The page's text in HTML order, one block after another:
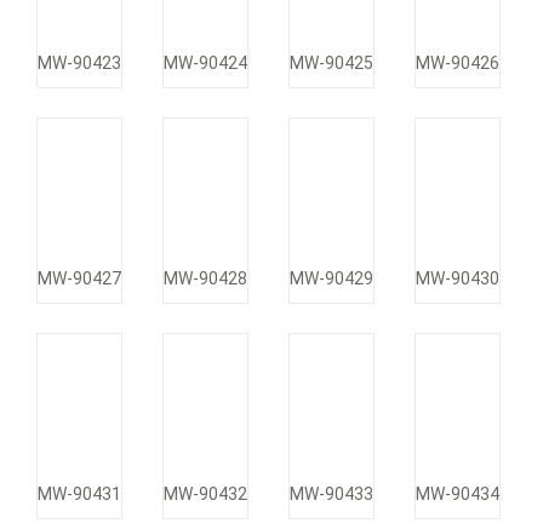
MW-90423 MW-90424 MW-90425 MW-90426
MW-90427 MW-90428 MW-90429 MW-90430
MW-90431 MW-90432 MW-90433 MW-90434